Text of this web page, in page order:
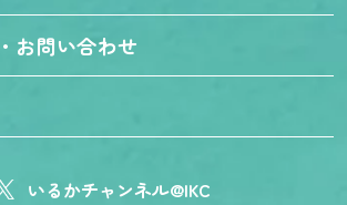
お問い合わせ
いるかチャンネル@IKC